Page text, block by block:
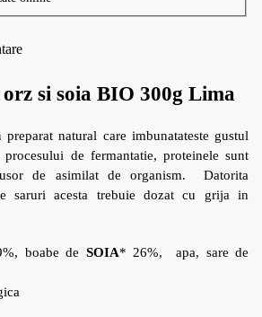
si soia BIO 300g Lima
natural care imbunatateste gustul
de fermantatie, proteinele sunt
de asimilat de organism. Datorita
saruri acesta trebuie dozat cu grija in
boabe de SOIA* 26%, apa, sare de